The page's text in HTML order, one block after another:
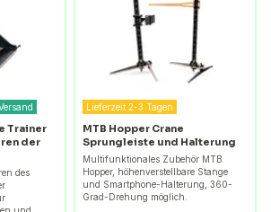
Trainer
der
des
Lieferzeit 2-3 Tagen
MTB Hopper Crane
Sprungleiste und Halterung
Multifunktionales Zubehör MTB
Hopper, höhenverstellbare Stange
und Smartphone-Halterung, 360-
Grad-Drehung möglich.